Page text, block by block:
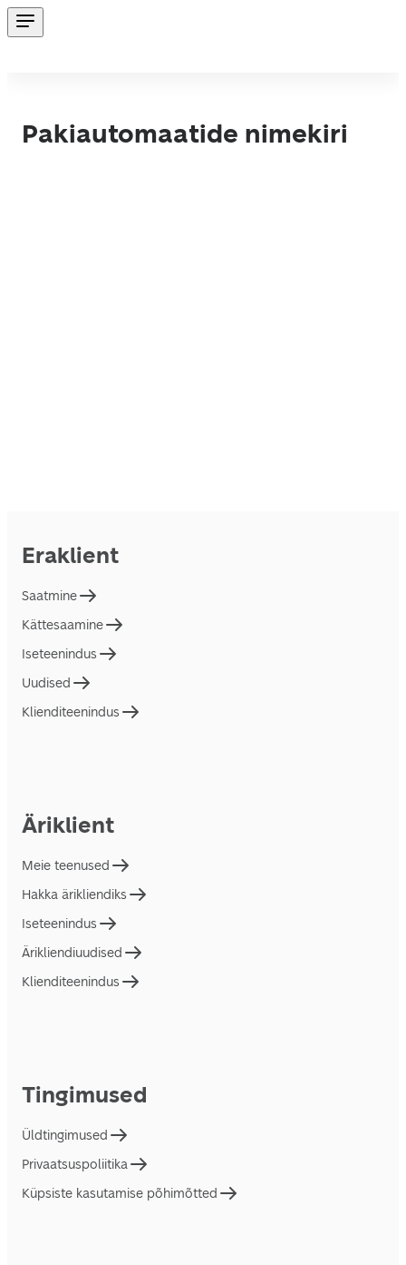
Pakiautomaatide nimekiri
Eraklient
Saatmine
Kättesaamine
Iseteenindus
Uudised
Klienditeenindus
Äriklient
Meie teenused
Hakka ärikliendiks
Iseteenindus
Ärikliendiuudised
Klienditeenindus
Tingimused
Üldtingimused
Privaatsuspoliitika
Küpsiste kasutamise põhimõtted